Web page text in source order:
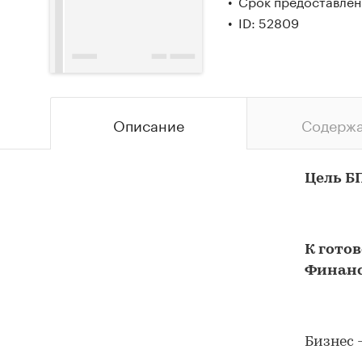
ID: 52809
Описание
Цель
К
Бизнес